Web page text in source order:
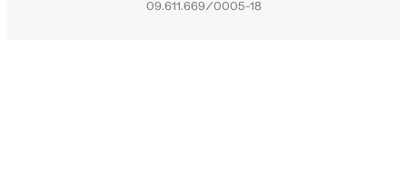
09.611.669/0005-18